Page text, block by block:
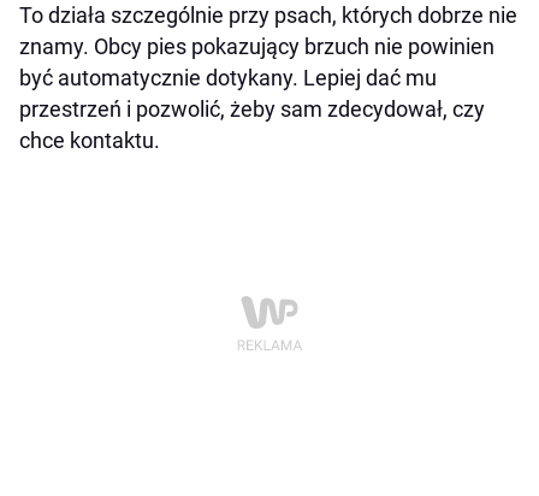
To działa szczególnie przy psach, których dobrze nie
znamy. Obcy pies pokazujący brzuch nie powinien
być automatycznie dotykany. Lepiej dać mu
przestrzeń i pozwolić, żeby sam zdecydował, czy
chce kontaktu.